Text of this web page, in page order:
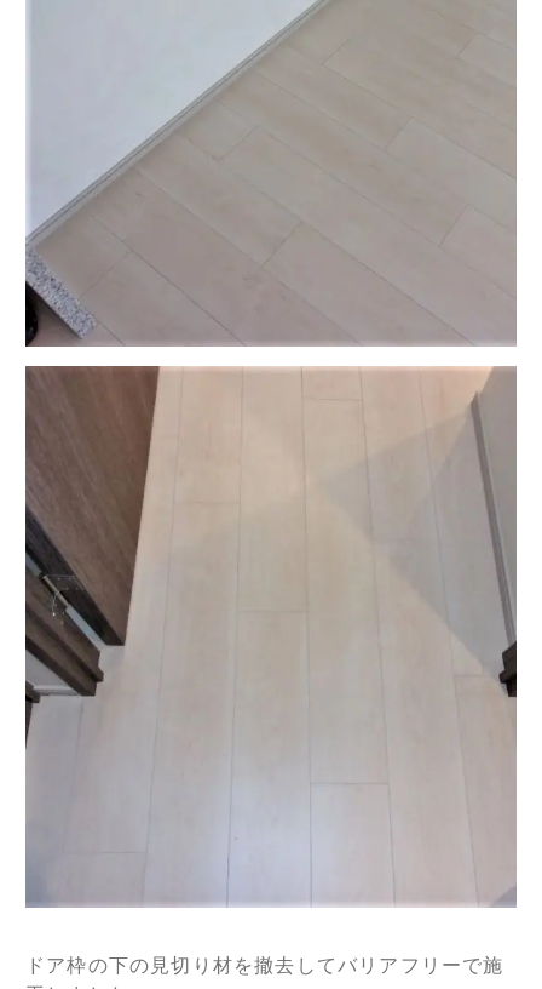
ドア枠の下の見切り材を撤去してバリアフリーで施